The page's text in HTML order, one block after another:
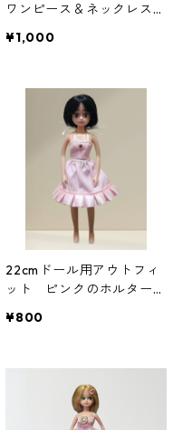
ワンピース＆ネックレスセ
ピース風
¥1,000
22cmドール用アウトフィ
ット ピンクのホルターネ
ル 変身ヒロイン風
¥800